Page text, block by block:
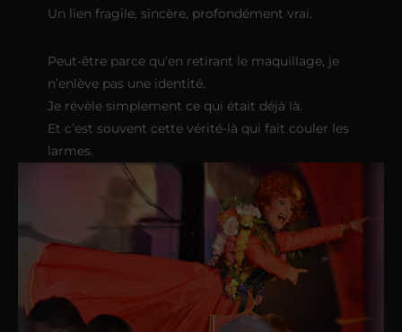
Un lien fragile, sincère, profondément vrai.
Peut-être parce qu’en retirant le maquillage, je
n’enlève pas une identité.
Je révèle simplement ce qui était déjà là.
Et c’est souvent cette vérité-là qui fait couler les
larmes.